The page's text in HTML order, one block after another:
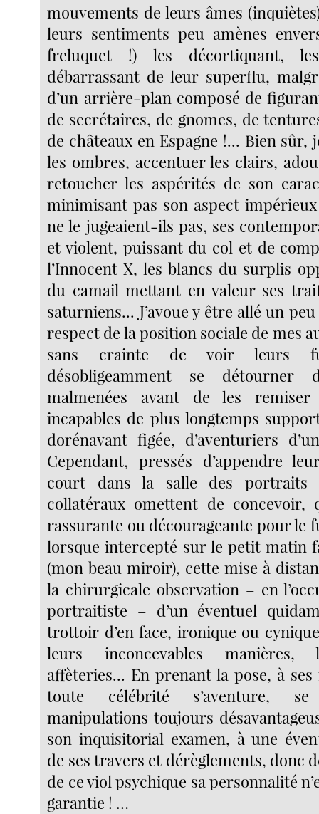
mouvements de leurs âmes
leurs sentiments peu amènes
freluquet !) les décortiquant,
débarrassant de leur superflu,
d’un arrière-plan composé de
de secrétaires, de gnomes, de
de châteaux en Espagne !... Bien sûr,
les ombres, accentuer les clairs,
retoucher les aspérités de son
minimisant pas son aspect
ne le jugeaient-ils pas, ses
et violent, puissant du col et de
l’Innocent X, les blancs du surplis
du camail mettant en valeur ses
saturniens... J’avoue y être allé un
respect de la position sociale de mes
sans crainte de voir leurs
désobligeamment se détourner
malmenées avant de les remiser
incapables de plus longtemps
dorénavant figée, d’aventuriers
Cependant, pressés d’appendre
court dans la salle des portraits
collatéraux omettent de concevoir,
rassurante ou décourageante pour
lorsque intercepté sur le petit matin
(mon beau miroir), cette mise à
la chirurgicale observation – en
portraitiste – d’un éventuel
trottoir d’en face, ironique ou
leurs inconcevables manières,
affèteries... En prenant la pose, à
toute célébrité s’aventure,
manipulations toujours
son inquisitorial examen, à une
de ses travers et dérèglements, donc
de ce viol psychique sa personnalité
garantie ! …